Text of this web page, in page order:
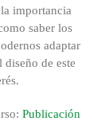
importancia
saber los
adaptar
de este
Publicación